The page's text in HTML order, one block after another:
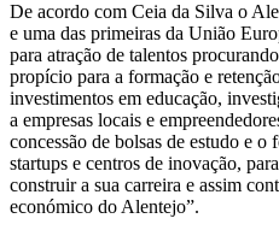
De acordo com Ceia da Silva o
e uma das primeiras da União
para atração de talentos
propício para a formação e
investimentos em educação,
a empresas locais e
concessão de bolsas de estudo e o
startups e centros de inovação,
construir a sua carreira e assim
económico do Alentejo”.